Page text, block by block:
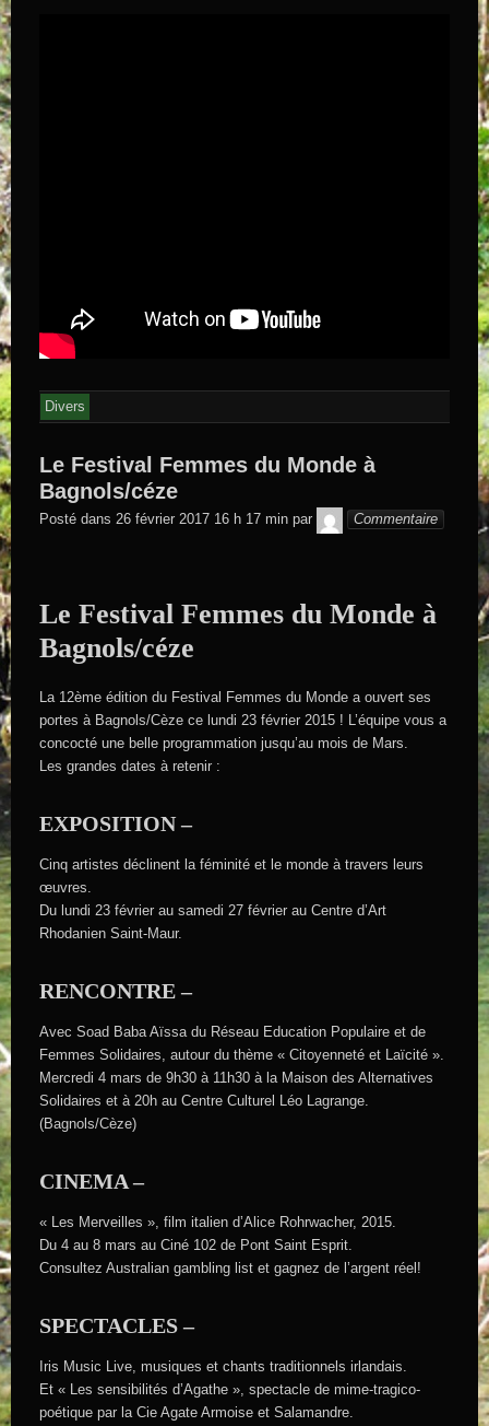
Divers
Le Festival Femmes du Monde à
Bagnols/céze
Posté dans 26 février 2017 16 h 17 min par
GEGE DE
SAINTAND
Commentaire
Le Festival Femmes du Monde à
Bagnols/céze
La 12ème édition du Festival Femmes du Monde a ouvert ses
portes à Bagnols/Cèze ce lundi 23 février 2015 ! L’équipe vous a
concocté une belle programmation jusqu’au mois de Mars.
Les grandes dates à retenir :
EXPOSITION –
Cinq artistes déclinent la féminité et le monde à travers leurs
œuvres.
Du lundi 23 février au samedi 27 février au Centre d’Art
Rhodanien Saint-Maur.
RENCONTRE –
Avec Soad Baba Aïssa du Réseau Education Populaire et de
Femmes Solidaires, autour du thème « Citoyenneté et Laïcité ».
Mercredi 4 mars de 9h30 à 11h30 à la Maison des Alternatives
Solidaires et à 20h au Centre Culturel Léo Lagrange.
(Bagnols/Cèze)
CINEMA –
« Les Merveilles », film italien d’Alice Rohrwacher, 2015.
Du 4 au 8 mars au Ciné 102 de Pont Saint Esprit.
Consultez Australian gambling list et gagnez de l’argent réel!
SPECTACLES –
Iris Music Live, musiques et chants traditionnels irlandais.
Et « Les sensibilités d’Agathe », spectacle de mime-tragico-
poétique par la Cie Agate Armoise et Salamandre.